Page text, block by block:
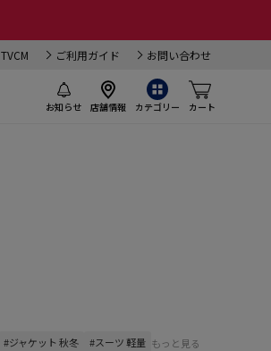
TVCM ご利用ガイド お問い合わせ
お知らせ 店舗情報 カテゴリー カート
#ジャケット 秋冬 #スーツ 軽量 もっと見る